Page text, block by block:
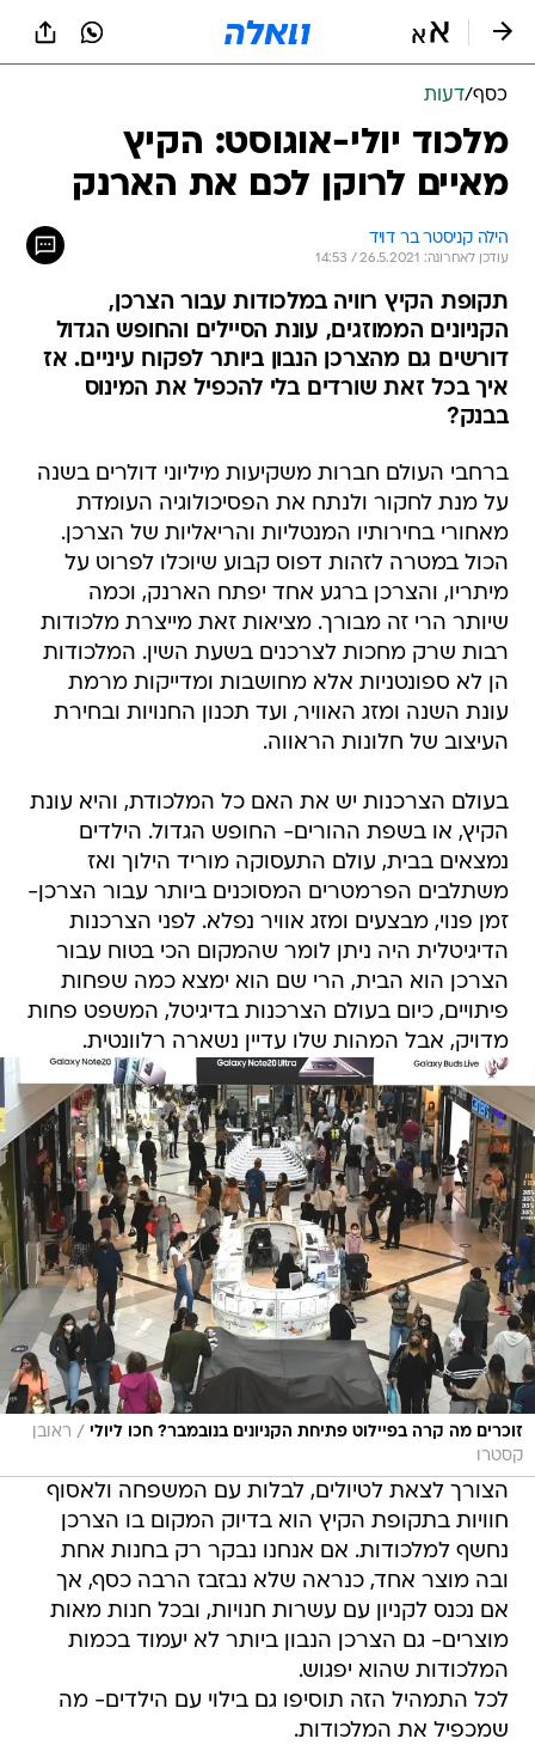
כסף/דעות
מלכוד יולי-אוגוסט: הקיץ
מאיים לרוקן לכם את הארנק
הילה קניסטר בר דויד
עודכן לאחרונה: 26.5.2021 / 14:53
תקופת הקיץ רוויה במלכודות עבור הצרכן,
הקניונים הממוזגים, עונת הסיילים והחופש הגדול
דורשים גם מהצרכן הנבון ביותר לפקוח עיניים. אז
איך בכל זאת שורדים בלי להכפיל את המינוס
בבנק?
ברחבי העולם חברות משקיעות מיליוני דולרים בשנה
על מנת לחקור ולנתח את הפסיכולוגיה העומדת
מאחורי בחירותיו המנטליות והריאליות של הצרכן.
הכול במטרה לזהות דפוס קבוע שיוכלו לפרוט על
מיתריו, והצרכן ברגע אחד יפתח הארנק, וכמה
שיותר הרי זה מבורך. מציאות זאת מייצרת מלכודות
רבות שרק מחכות לצרכנים בשעת השין. המלכודות
הן לא ספונטניות אלא מחושבות ומדייקות מרמת
עונת השנה ומזג האוויר, ועד תכנון החנויות ובחירת
העיצוב של חלונות הראווה.
בעולם הצרכנות יש את האם כל המלכודת, והיא עונת
הקיץ, או בשפת ההורים- החופש הגדול. הילדים
נמצאים בבית, עולם התעסוקה מוריד הילוך ואז
משתלבים הפרמטרים המסוכנים ביותר עבור הצרכן-
זמן פנוי, מבצעים ומזג אוויר נפלא. לפני הצרכנות
הדיגיטלית היה ניתן לומר שהמקום הכי בטוח עבור
הצרכן הוא הבית, הרי שם הוא ימצא כמה שפחות
פיתויים, כיום בעולם הצרכנות בדיגיטל, המשפט פחות
מדויק, אבל המהות שלו עדיין נשארה רלוונטית.
זוכרים מה קרה בפיילוט פתיחת הקניונים בנובמבר? חכו ליולי / ראובן
קסטרו
הצורך לצאת לטיולים, לבלות עם המשפחה ולאסוף
חוויות בתקופת הקיץ הוא בדיוק המקום בו הצרכן
נחשף למלכודות. אם אנחנו נבקר רק בחנות אחת
ובה מוצר אחד, כנראה שלא נבזבז הרבה כסף, אך
אם נכנס לקניון עם עשרות חנויות, ובכל חנות מאות
מוצרים- גם הצרכן הנבון ביותר לא יעמוד בכמות
המלכודות שהוא יפגוש.
לכל התמהיל הזה תוסיפו גם בילוי עם הילדים- מה
שמכפיל את המלכודות.